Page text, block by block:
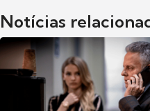
Notícias